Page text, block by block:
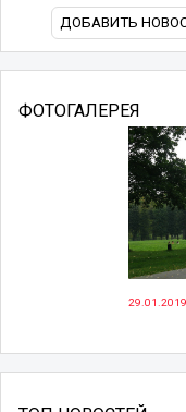
ДОБАВИТЬ
ФОТОГАЛЕРЕЯ
29.01.2019